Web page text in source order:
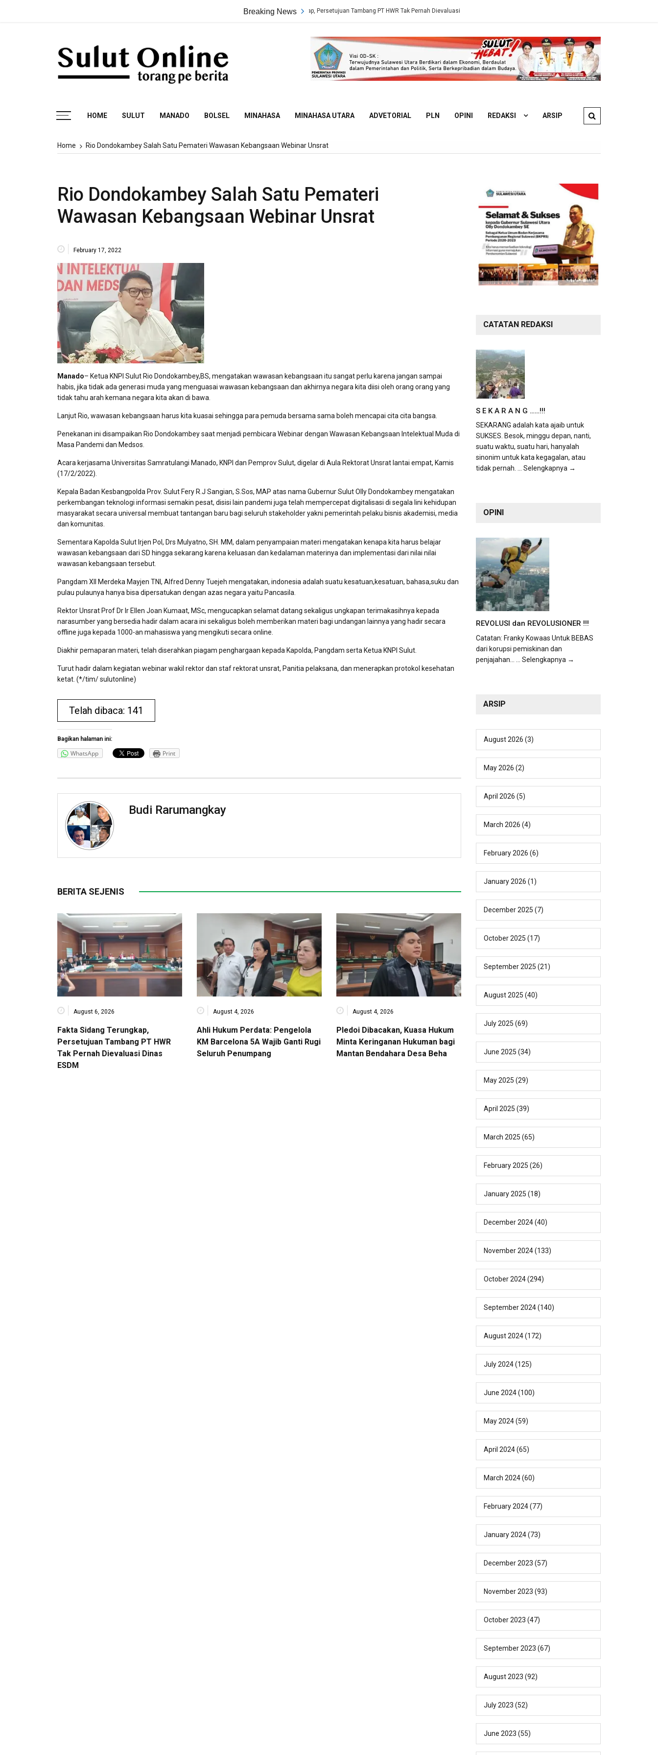
Breaking News
Fakta Sidang Terungkap, Persetujuan Tambang PT HWR Tak Pernah Dievaluasi Dinas ESDM
HOME SULUT MANADO BOLSEL MINAHASA MINAHASA UTARA ADVETORIAL PLN OPINI REDAKSI ARSIP
Home Rio Dondokambey Salah Satu Pemateri Wawasan Kebangsaan Webinar Unsrat
Rio Dondokambey Salah Satu Pemateri
Wawasan Kebangsaan Webinar Unsrat
February 17, 2022
Manado– Ketua KNPI Sulut Rio Dondokambey,BS, mengatakan wawasan kebangsaan itu sangat perlu karena jangan sampai
habis, jika tidak ada generasi muda yang menguasai wawasan kebangsaan dan akhirnya negara kita diisi oleh orang orang yang
tidak tahu arah kemana negara kita akan di bawa.
Lanjut Rio, wawasan kebangsaan harus kita kuasai sehingga para pemuda bersama sama boleh mencapai cita cita bangsa.
Penekanan ini disampaikan Rio Dondokambey saat menjadi pembicara Webinar dengan Wawasan Kebangsaan Intelektual Muda di
Masa Pandemi dan Medsos.
Acara kerjasama Universitas Samratulangi Manado, KNPI dan Pemprov Sulut, digelar di Aula Rektorat Unsrat lantai empat, Kamis
(17/2/2022).
Kepala Badan Kesbangpolda Prov. Sulut Fery R.J Sangian, S.Sos, MAP atas nama Gubernur Sulut Olly Dondokambey mengatakan
perkembangan teknologi informasi semakin pesat, disisi lain pandemi juga telah mempercepat digitalisasi di segala lini kehidupan
masyarakat secara universal membuat tantangan baru bagi seluruh stakeholder yakni pemerintah pelaku bisnis akademisi, media
dan komunitas.
Sementara Kapolda Sulut Irjen Pol, Drs Mulyatno, SH. MM, dalam penyampaian materi mengatakan kenapa kita harus belajar
wawasan kebangsaan dari SD hingga sekarang karena keluasan dan kedalaman materinya dan implementasi dari nilai nilai
wawasan kebangsaan tersebut.
Pangdam XII Merdeka Mayjen TNI, Alfred Denny Tuejeh mengatakan, indonesia adalah suatu kesatuan,kesatuan, bahasa,suku dan
pulau pulaunya hanya bisa dipersatukan dengan azas negara yaitu Pancasila.
Rektor Unsrat Prof Dr Ir Ellen Joan Kumaat, MSc, mengucapkan selamat datang sekaligus ungkapan terimakasihnya kepada
narasumber yang bersedia hadir dalam acara ini sekaligus boleh memberikan materi bagi undangan lainnya yang hadir secara
offline juga kepada 1000-an mahasiswa yang mengikuti secara online.
Diakhir pemaparan materi, telah diserahkan piagam penghargaan kepada Kapolda, Pangdam serta Ketua KNPI Sulut.
Turut hadir dalam kegiatan webinar wakil rektor dan staf rektorat unsrat, Panitia pelaksana, dan menerapkan protokol kesehatan
ketat. (*/tim/ sulutonline)
Telah dibaca: 141
Bagikan halaman ini:
WhatsApp Print
Budi Rarumangkay
BERITA SEJENIS
August 6, 2026
Fakta Sidang Terungkap,
Persetujuan Tambang PT HWR
Tak Pernah Dievaluasi Dinas
ESDM
August 4, 2026
Ahli Hukum Perdata: Pengelola
KM Barcelona 5A Wajib Ganti Rugi
Seluruh Penumpang
August 4, 2026
Pledoi Dibacakan, Kuasa Hukum
Minta Keringanan Hukuman bagi
Mantan Bendahara Desa Beha
CATATAN REDAKSI
S E K A R A N G ……!!!
SEKARANG adalah kata ajaib untuk
SUKSES. Besok, minggu depan, nanti,
suatu waktu, suatu hari, hanyalah
sinonim untuk kata kegagalan, atau
tidak pernah. ... Selengkapnya →
OPINI
REVOLUSI dan REVOLUSIONER !!!
Catatan: Franky Kowaas Untuk BEBAS
dari korupsi pemiskinan dan
penjajahan...
... Selengkapnya →
ARSIP
August 2026 (3)
May 2026 (2)
April 2026 (5)
March 2026 (4)
February 2026 (6)
January 2026 (1)
December 2025 (7)
October 2025 (17)
September 2025 (21)
August 2025 (40)
July 2025 (69)
June 2025 (34)
May 2025 (29)
April 2025 (39)
March 2025 (65)
February 2025 (26)
January 2025 (18)
December 2024(40)
November 2024(133)
October 2024(294)
September 2024(140)
August 2024(172)
July 2024(125)
June 2024(100)
May 2024(59)
April 2024(65)
March 2024(60)
February 2024(77)
January 2024(73)
December 2023 (57)
November 2023 (93)
October 2023 (47)
September 2023 (67)
August 2023 (92)
July 2023 (52)
June 2023 (55)